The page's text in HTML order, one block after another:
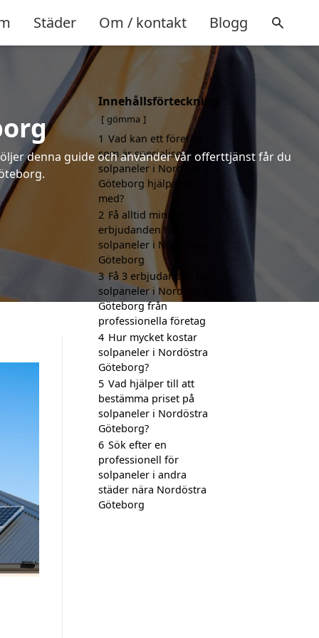
Städer Om / kontakt Blogg
denna guide och använder vår offerttjänst får du
Innehållsförteckning
gömma
1 Vad kan ett företag
som är specialiserat på
solpaneler i Nordöstra
Göteborg hjälpa till
med?
2 Få alltid minst 3
erbjudanden för
solpaneler i Nordöstra
Göteborg
3 Få 3 erbjudanden för
solpaneler i Nordöstra
Göteborg från
professionella företag
4 Hur mycket kostar
solpaneler i Nordöstra
Göteborg?
5 Vad hjälper till att
bestämma priset på
solpaneler i Nordöstra
Göteborg?
6 Sök efter en
professionell för
solpaneler i andra
städer nära Nordöstra
Göteborg